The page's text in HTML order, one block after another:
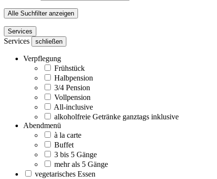
Alle Suchfilter anzeigen
Services
Services schließen
Verpflegung
Frühstück
Halbpension
3/4 Pension
Vollpension
All-inclusive
alkoholfreie Getränke ganztags inklusive
Abendmenü
à la carte
Buffet
3 bis 5 Gänge
mehr als 5 Gänge
vegetarisches Essen